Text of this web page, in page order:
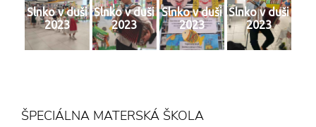
Slnko v duši
2023
Slnko v duši
2023
Slnko v duši
2023
Slnko v duši
2023
ŠPECIÁLNA MATERSKÁ ŠKOLA